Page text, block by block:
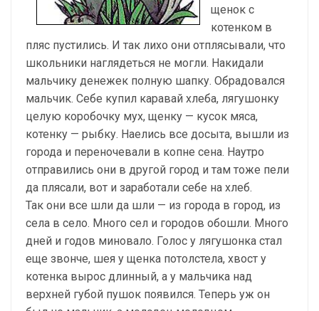
щенок с
котенком в
пляс пустились. И так лихо они отплясывали, что
школьники наглядеться не могли. Накидали
мальчику денежек полную шапку. Обрадовался
мальчик. Себе купил каравай хлеба, лягушонку
целую коробочку мух, щенку — кусок мяса,
котенку — рыбку. Наелись все досыта, вышли из
города и переночевали в копне сена. Наутро
отправились они в другой город и там тоже пели
да плясали, вот и заработали себе на хлеб.
Так они все шли да шли — из города в город, из
села в село. Много сел и городов обошли. Много
дней и годов миновало. Голос у лягушонка стал
еще звонче, шея у щенка потолстела, хвост у
котенка вырос длинный, а у мальчика над
верхней губой пушок появился. Теперь уж он